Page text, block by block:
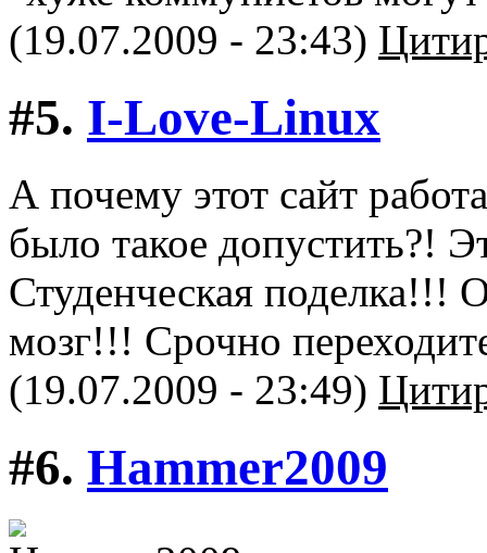
(19.07.2009 - 23:43)
#5. I-Love-Linux
А почему этот сайт
было такое допустить?!
Студенческая поделка!!!
мозг!!! Срочно
(19.07.2009 - 23:49)
#6. Hammer2009